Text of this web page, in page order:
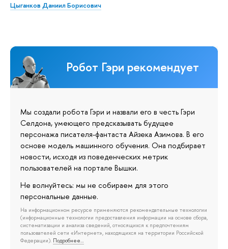
Цыганков Даниил Борисович
Робот Гэри рекомендует
Мы создали робота Гэри и назвали его в честь Гэри
Селдона, умеющего предсказывать будущее
персонажа писателя-фантаста Айзека Азимова. В его
основе модель машинного обучения. Она подбирает
новости, исходя из поведенческих метрик
пользователей на портале Вышки.
Не волнуйтесь: мы не собираем для этого
персональные данные.
На информационном ресурсе применяются рекомендательные технологии
(информационные технологии предоставления информации на основе сбора,
систематизации и анализа сведений, относящихся к предпочтениям
пользователей сети «Интернет», находящихся на территории Российской
Федерации). Подробнее…